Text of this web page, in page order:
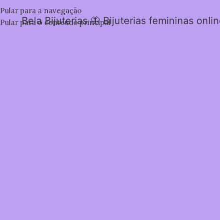
Pular para a navegação
Pular para o conteúdo principal
Bela Bijuterias 🦋 Bijuterias femininas